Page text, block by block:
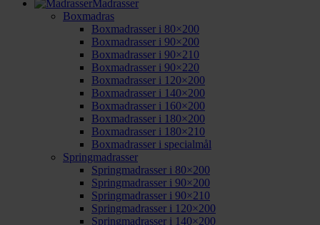
Madrasser
Boxmadras
Boxmadrasser i 80×200
Boxmadrasser i 90×200
Boxmadrasser i 90×210
Boxmadrasser i 90×220
Boxmadrasser i 120×200
Boxmadrasser i 140×200
Boxmadrasser i 160×200
Boxmadrasser i 180×200
Boxmadrasser i 180×210
Boxmadrasser i specialmål
Springmadrasser
Springmadrasser i 80×200
Springmadrasser i 90×200
Springmadrasser i 90×210
Springmadrasser i 120×200
Springmadrasser i 140×200